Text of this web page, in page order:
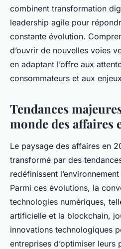
combinent transformation
leadership agile pour
constante évolution.
d’ouvrir de nouvelles voies
en adaptant l’offre aux
consommateurs et aux
Tendances
monde des affaires
Le paysage des affaires en
transformé par des
redéfinissent
Parmi ces évolutions, la
technologies numériques,
artificielle et la blockchain,
innovations technologiques
entreprises d’optimiser